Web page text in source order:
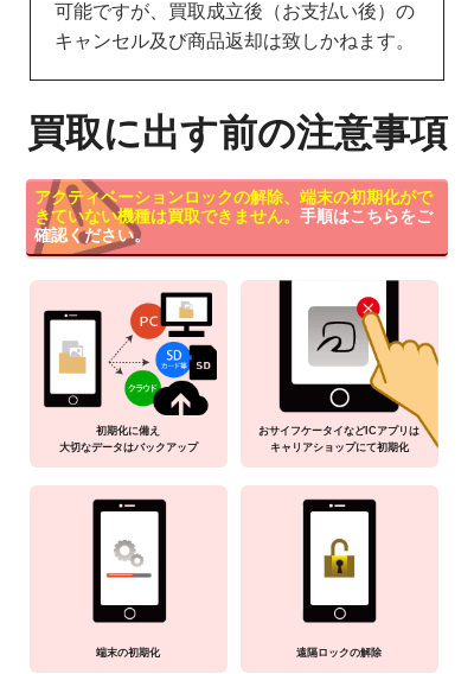
可能ですが、買取成立後（お支払い後）の
キャンセル及び商品返却は致しかねます。
買取に出す前の注意事項
アクティベーションロックの解除、端末の初期化がで
きていない機種は買取できません。 手順はこちらをご
確認ください。
初期化に備え
大切なデータはバックアップ
おサイフケータイなどICアプリは
キャリアショップにて初期化
端末の初期化 遠隔ロックの解除